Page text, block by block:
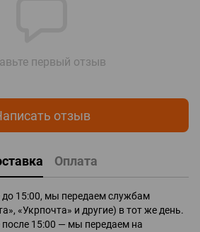
первый отзыв
отзыв
Оплата
15:00, мы передаем службам
«Укрпочта» и другие) в тот же день.
15:00 — мы передаем на